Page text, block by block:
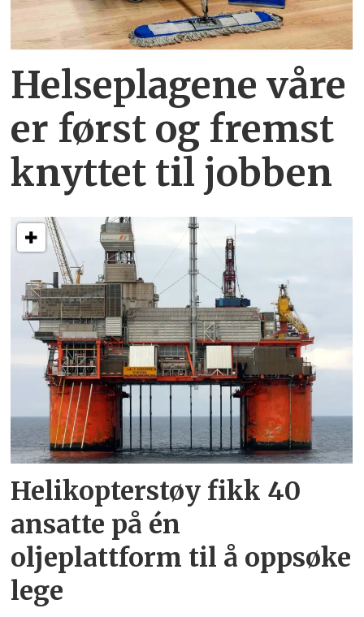
Helseplagene våre
er først og fremst
knyttet til jobben
Helikopterstøy fikk 40
ansatte på én
oljeplattform til å oppsøke
lege